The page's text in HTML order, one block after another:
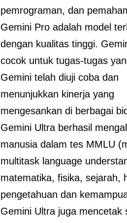
pemrograman, dan
Gemini Pro adalah model
dengan kualitas tinggi.
cocok untuk tugas-tugas
Gemini telah diuji coba dan
menunjukkan kinerja yang
mengesankan di berbagai
Gemini Ultra berhasil
manusia dalam tes MMLU
multitask language
matematika, fisika, sejarah,
pengetahuan dan
Gemini Ultra juga mencetak